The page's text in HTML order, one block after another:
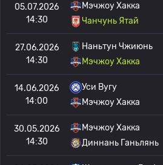
05.07.2026
14:30
Мэчжоу Хакка
Чанчунь Ятай
27.06.2026
14:30
Наньтун Чжиюнь
Мэчжоу Хакка
14.06.2026
14:00
Уси Вугу
Мэчжоу Хакка
30.05.2026
14:30
Мэчжоу Хакка
Диннань Ганьлянь